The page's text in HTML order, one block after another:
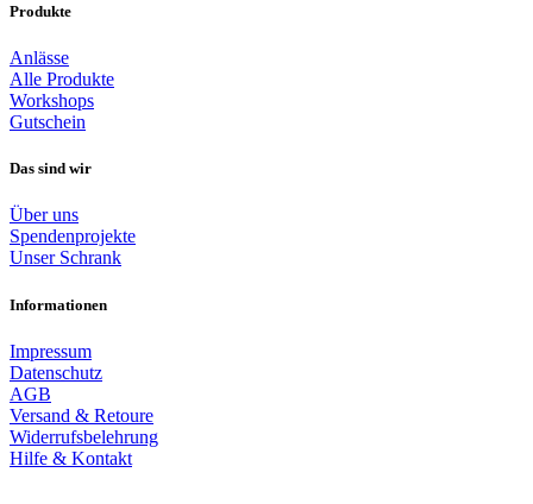
Produkte
Anlässe
Alle Produkte
Workshops
Gutschein
Das sind wir
Über uns
Spendenprojekte
Unser Schrank
Informationen
Impressum
Datenschutz
AGB
Versand & Retoure
Widerrufsbelehrung
Hilfe & Kontakt